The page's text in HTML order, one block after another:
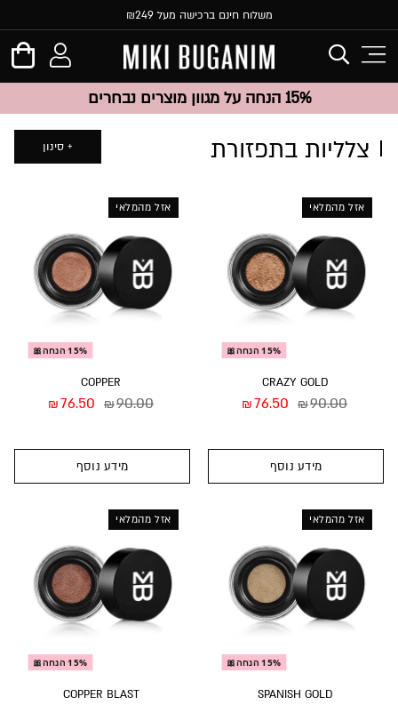
משלוח חינם ברכישה מעל ₪249
15% הנחה על מגוון מוצרים נבחרים
צלליות בתפזורת סינון
אזל מהמלאי
15% הנחה🎀
CRAZY GOLD
₪90.00
₪76.50
מידע נוסף
אזל מהמלאי
15% הנחה🎀
COPPER
₪90.00
₪76.50
מידע נוסף
אזל מהמלאי
15% הנחה🎀
SPANISH GOLD
אזל מהמלאי
15% הנחה🎀
COPPER BLAST